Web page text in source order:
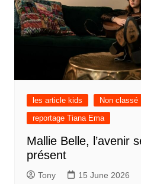
les article kids Non classé
reportage Tiana Ema
Mallie Belle, l’avenir
présent
Tony 15 June 2026